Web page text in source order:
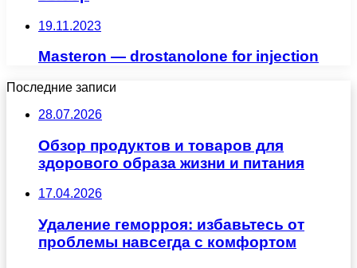
19.11.2023
Masteron — drostanolone for injection
Последние записи
28.07.2026
Обзор продуктов и товаров для
здорового образа жизни и питания
17.04.2026
Удаление геморроя: избавьтесь от
проблемы навсегда с комфортом